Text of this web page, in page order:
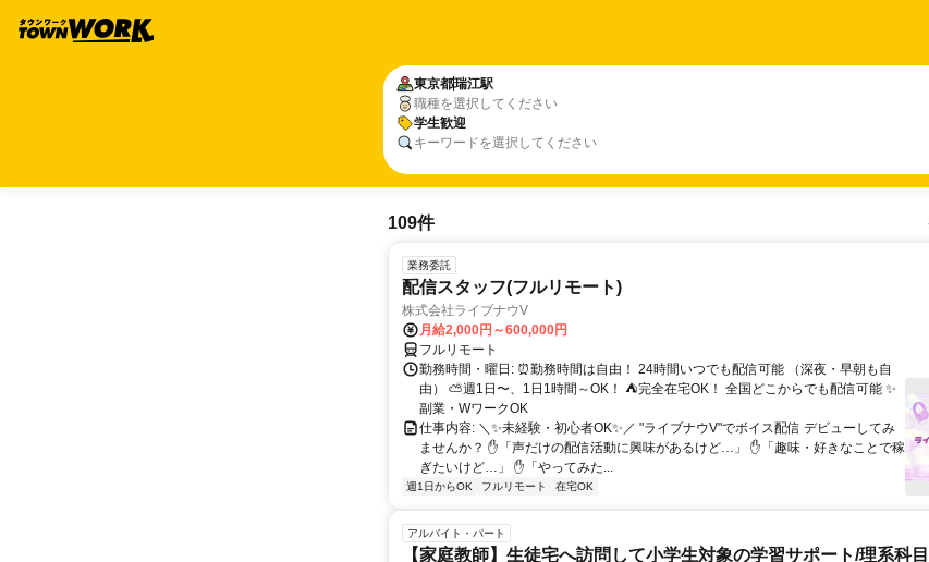
東京都瑞江駅
職種を選択してください
学生歓迎
キーワードを選択してください
109件
業務委託
配信スタッフ(フルリモート)
株式会社ライブナウV
月給2,000円～600,000円
フルリモート
勤務時間・曜日: ⏰勤務時間は自由！ 24時間いつでも配信可能 （深夜・早朝も自
由） ⛅週1日〜、1日1時間～OK！ ⛺完全在宅OK！ 全国どこからでも配信可能 ✨
副業・WワークOK
仕事内容: ＼✨未経験・初心者OK✨／ "ライブナウV"でボイス配信 デビューしてみ
ませんか？ ✋「声だけの配信活動に興味があるけど…」 ✋「趣味・好きなことで稼
ぎたいけど…」 ✋「やってみた...
週1日からOK フルリモート 在宅OK
アルバイト・パート
【家庭教師】生徒宅へ訪問して小学生対象の学習サポート/理系科